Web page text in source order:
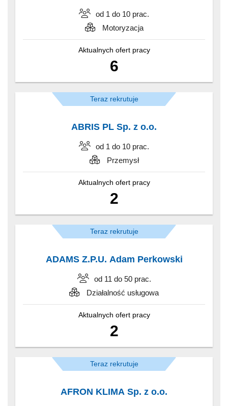
od 1 do 10 prac.
Motoryzacja
Aktualnych ofert pracy
6
Teraz rekrutuje
ABRIS PL Sp. z o.o.
od 1 do 10 prac.
Przemysł
Aktualnych ofert pracy
2
Teraz rekrutuje
ADAMS Z.P.U. Adam Perkowski
od 11 do 50 prac.
Działalność usługowa
Aktualnych ofert pracy
2
Teraz rekrutuje
AFRON KLIMA Sp. z o.o.